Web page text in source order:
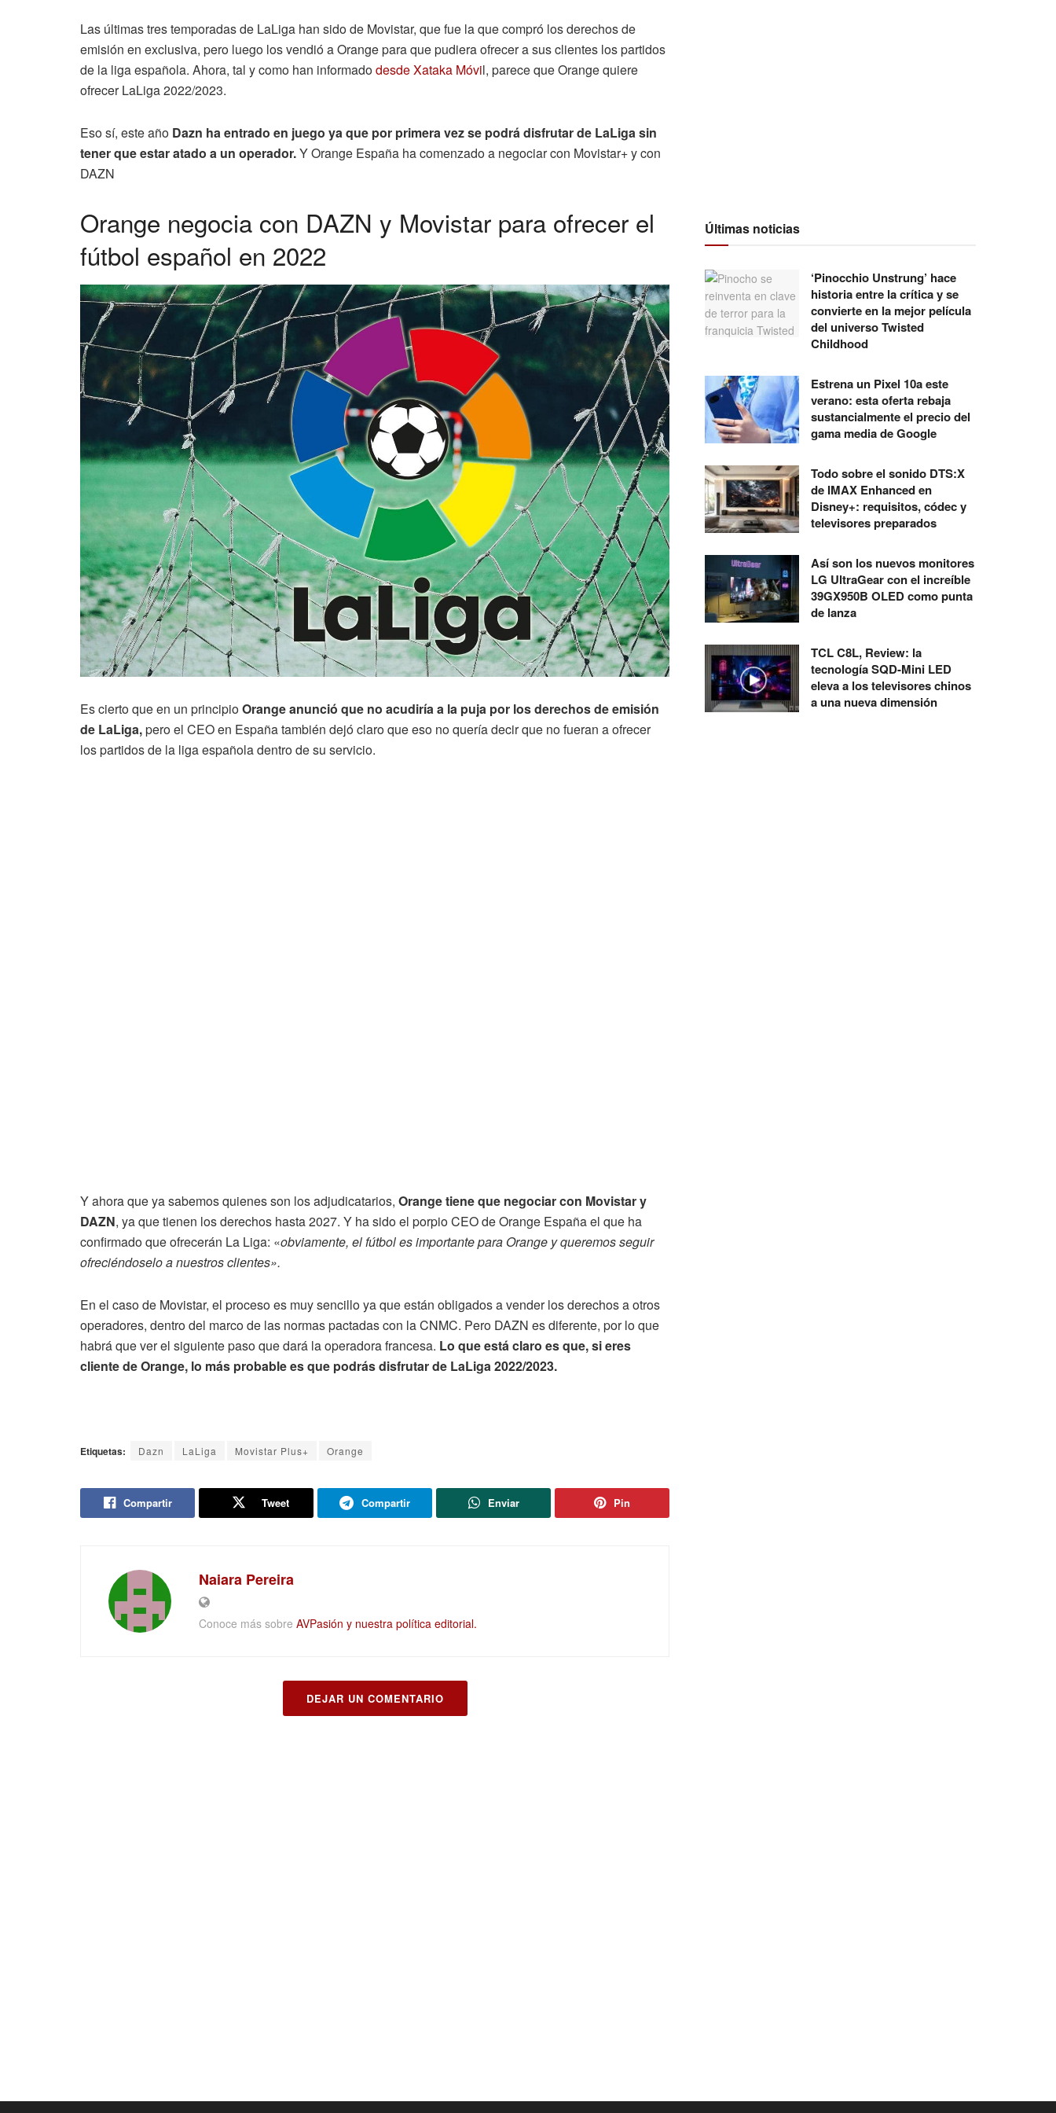
Las últimas tres temporadas de LaLiga han sido de Movistar, que fue la que compró los derechos de
emisión en exclusiva, pero luego los vendió a Orange para que pudiera ofrecer a sus clientes los partidos
de la liga española. Ahora, tal y como han informadodesde Xataka Móvil, parece que Orange quiere
ofrecer LaLiga 2022/2023.
Eso sí, este año Dazn ha entrado en juego ya que por primera vez se podrá disfrutar de LaLiga sin
tener que estar atado a un operador.Y Orange España ha comenzado a negociar con Movistar+ y con
DAZN
Orange negocia con DAZN y Movistar para ofrecer el
fútbol español en 2022
Es cierto que en un principioOrange anunció que no acudiría a la puja por los derechos de emisión
de LaLiga,pero el CEO en España también dejó claro que eso no quería decir que no fueran a ofrecer
los partidos de la liga española dentro de su servicio.
Y ahora que ya sabemos quienes son los adjudicatarios, Orange tiene que negociar con Movistar y
DAZN, ya que tienen los derechos hasta 2027. Y ha sido el porpio CEO de Orange España el que ha
confirmado que ofrecerán La Liga: «obviamente, el fútbol es importante para Orange y queremos seguir
ofreciéndoselo a nuestros clientes».
En el caso de Movistar, el proceso es muy sencillo ya que están obligados a vender los derechos a otros
operadores, dentro del marco de las normas pactadas con la CNMC. Pero DAZN es diferente, por lo que
habrá que ver el siguiente paso que dará la operadora francesa. Lo que está claro es que, si eres
cliente de Orange, lo más probable es que podrás disfrutar de LaLiga 2022/2023.
Etiquetas: Dazn LaLiga Movistar Plus+ Orange
Compartir Tweet Compartir Enviar Pin
Naiara Pereira
Conoce más sobre AVPasión y nuestra política editorial.
DEJAR UN COMENTARIO
Últimas noticias
‘Pinocchio Unstrung’ hace
historia entre la crítica y se
convierte en la mejor película
del universo Twisted
Childhood
Estrena un Pixel 10a este
verano: esta oferta rebaja
sustancialmente el precio del
gama media de Google
Todo sobre el sonido DTS:X
de IMAX Enhanced en
Disney+: requisitos, códec y
televisores preparados
Así son los nuevos monitores
LG UltraGear con el increíble
39GX950B OLED como punta
de lanza
TCL C8L, Review: la
tecnología SQD-Mini LED
eleva a los televisores chinos
a una nueva dimensión